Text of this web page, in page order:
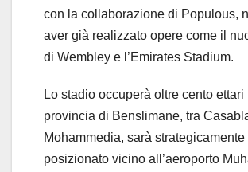
con la collaborazione di Populous,
aver già realizzato opere come il
di Wembley e l’Emirates Stadium.
Lo stadio occuperà oltre cento ettari
provincia di Benslimane, tra
Mohammedia, sarà strategicamente
posizionato vicino all’aeroporto